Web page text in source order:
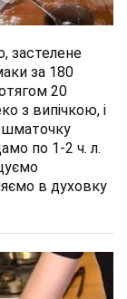
застелене
за 180
20
з випічкою, і
по 1-2 ч. л.
в духовку